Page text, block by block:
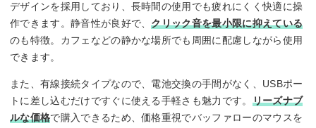
デザインを採用しており、長時間の使用でも疲れにくく快適に操
作できます。静音性が良好で、クリック音を最小限に抑えている
のも特徴。カフェなどの静かな場所でも周囲に配慮しながら使用
できます。
また、有線接続タイプなので、電池交換の手間がなく、USBポー
トに差し込むだけですぐに使える手軽さも魅力です。 リーズナブ
ルな価格で購入できるため、価格重視でバッファローのマウスを